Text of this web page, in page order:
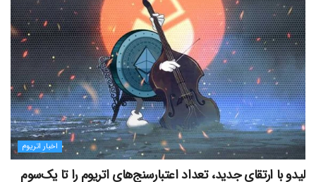
اخبار اتریوم
لیدو با ارتقای جدید، تعداد اعتبارسنج‌های اتریوم را تا یک‌سوم